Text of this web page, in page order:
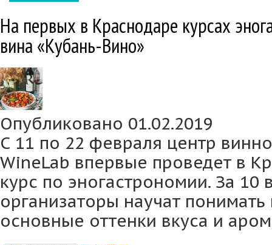
На первых в Краснодаре курсах
вина «Кубань-Вино»
Опубликовано 01.02.2019
С 11 по 22 февраля центр
WineLab впервые проведет в
курс по эногастрономии. За 10
организаторы научат
основные оттенки вкуса и